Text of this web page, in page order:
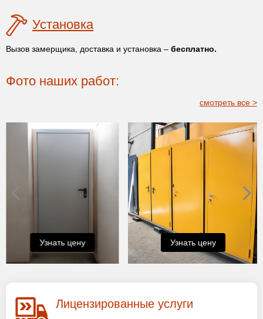
Установка
Вызов замерщика, доставка и установка – бесплатно.
Фото наших работ:
смотреть все >
Узнать цену Узнать цену
Лицензированные услуги